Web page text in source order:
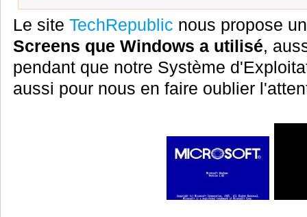
Le site TechRepublic nous propose
Screens que Windows a utilisé,
pendant que notre Système
aussi pour nous en faire oublier